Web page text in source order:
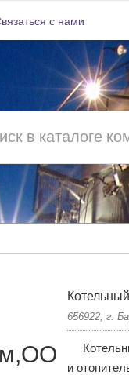
с нами
656922, г.
и